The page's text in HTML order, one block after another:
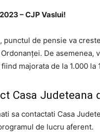
– CJP Vaslui!
de pensie va
De asemenea,
majorata de la 1.000 la
Casa Judeteana
sa contactati Casa
de lucru aferent.